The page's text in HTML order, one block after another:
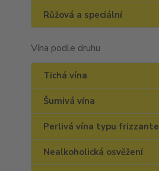
Růžová a speciální
Vína podle druhu
Tichá vína
Šumivá vína
Perlivá vína typu frizzante
Nealkoholická osvěžení